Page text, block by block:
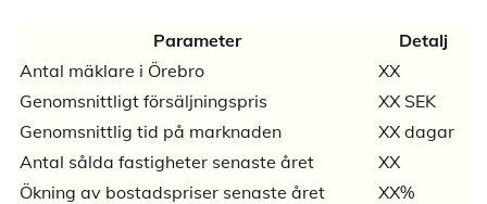
Parameter
Detalj
Antal mäklare i Örebro
XX
Genomsnittligt försäljningspris
XX SEK
Genomsnittlig tid på marknaden
XX dagar
Antal sålda fastigheter senaste året
XX
Ökning av bostadspriser senaste året
XX%